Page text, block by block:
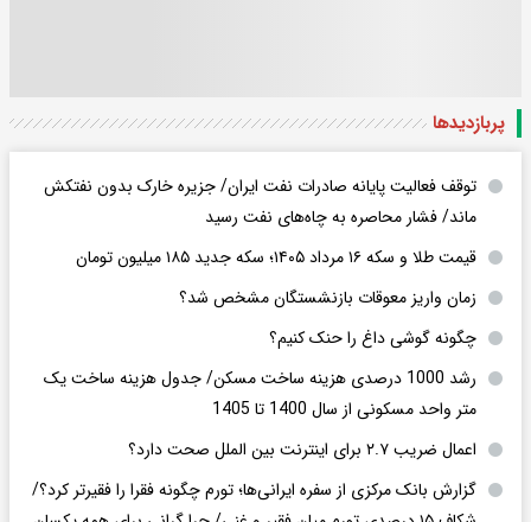
پربازدید‌ها
توقف فعالیت پایانه صادرات نفت ایران/ جزیره خارک بدون نفتکش
ماند/ فشار محاصره به چاه‌های نفت رسید
قیمت طلا و سکه ۱۶ مرداد ۱۴۰۵؛ سکه جدید ١٨۵ میلیون تومان
زمان واریز معوقات بازنشستگان مشخص شد؟
چگونه گوشی داغ را حنک کنیم؟
رشد 1000 درصدی هزینه ساخت مسکن/ جدول هزینه ساخت یک
متر واحد مسکونی از سال 1400 تا 1405
اعمال ضریب ۲.۷ برای اینترنت بین الملل صحت دارد؟
گزارش بانک مرکزی از سفره ایرانی‌ها؛ تورم چگونه فقرا را فقیرتر کرد؟/